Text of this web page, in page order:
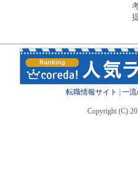
転職情報サイト 一
Copyright (C)